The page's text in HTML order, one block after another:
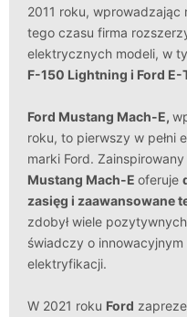
2011 roku, wprowadzając
tego czasu firma
elektrycznych modeli, w
F-150 Lightning i Ford
Ford Mustang Mach-E,
roku, to pierwszy w pełni
marki Ford.
Mustang Mach-E oferuje
zasięg i zaawansowane
zdobył wiele
świadczy o
elektryfikacji.
W 2021 roku Ford